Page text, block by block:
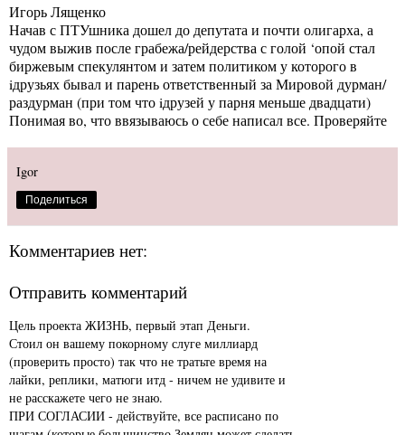
Игорь Лященко
Начав с ПТУшника дошел до депутата и почти олигарха, а
чудом выжив после грабежа/рейдерства с голой ‘опой стал
биржевым спекулянтом и затем политиком у которого в
iдрузьях бывал и парень ответственный за Мировой дурман/
раздурман (при том что iдрузей у парня меньше двадцати)
Понимая во, что ввязываюсь о себе написал все. Проверяйте
Igor
Поделиться
Комментариев нет:
Отправить комментарий
Цель проекта ЖИЗНЬ, первый этап Деньги.
Стоил он вашему покорному слуге миллиард
(проверить просто) так что не тратьте время на
лайки, реплики, матюги итд - ничем не удивите и
не расскажете чего не знаю.
ПРИ СОГЛАСИИ - действуйте, все расписано по